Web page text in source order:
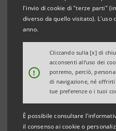
l'invio di cookie di "terze parti"
diverso da quello visitato). L'uso
anno.
!
Cliccando sulla [x] di
acconsenti all’uso dei
potremo, perciò,
di navigazione, né
tue preferenze o i tuoi
È possibile consultare
il consenso ai cookie o
EURO PER PMI,
AMBIENTE, SOCIAL
STUDENTI
Sei i settori di intervento
661 milioni di euro:
• PMI (400 milioni di euro)
• Prestiti agli studenti